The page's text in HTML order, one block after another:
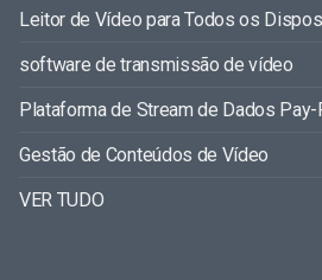
Leitor de Vídeo para Todos os
software de transmissão de vídeo
Plataforma de Stream de Dados
Gestão de Conteúdos de Vídeo
VER TUDO